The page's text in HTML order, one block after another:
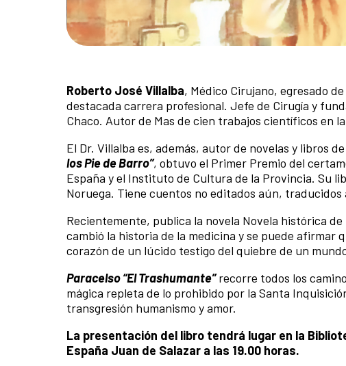
Roberto José Villalba, Médico Cirujano, egresado
destacada carrera profesional. Jefe de Cirugía y
Chaco. Autor de Mas de cien trabajos científicos en
El Dr. Villalba es, además, autor de novelas y libros
los Pie de Barro”, obtuvo el Primer Premio del
España y el Instituto de Cultura de la Provincia. Su
Noruega. Tiene cuentos no editados aún, traducidos
Recientemente, publica la novela Novela histórica
cambió la historia de la medicina y se puede afirmar
corazón de un lúcido testigo del quiebre de un
Paracelso “El Trashumante”recorre todos los
mágica repleta de lo prohibido por la Santa
transgresión humanismo y amor.
La presentación del libro tendrá lugar en la
España Juan de Salazar a las 19.00 horas.